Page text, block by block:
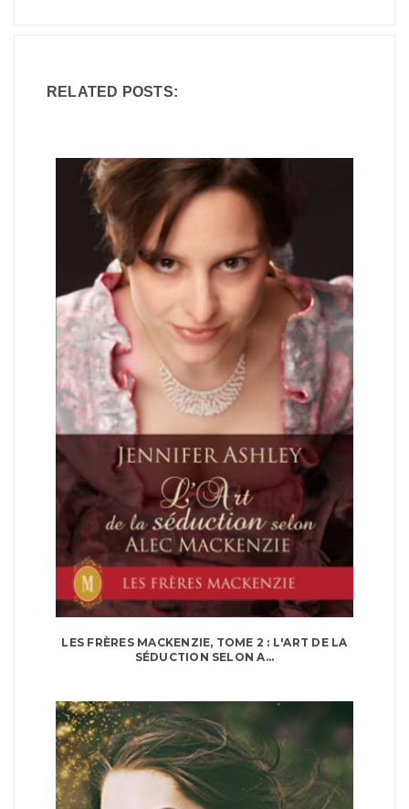
RELATED POSTS:
LES FRÈRES MACKENZIE, TOME 2 : L'ART DE LA
SÉDUCTION SELON A...